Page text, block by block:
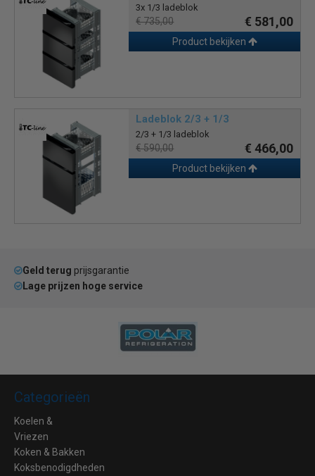
3x 1/3 ladeblok
€ 735,00 € 581,00
Product bekijken
Ladeblok 2/3 + 1/3
2/3 + 1/3 ladeblok
€ 590,00 € 466,00
Product bekijken
Geld terug prijsgarantie
Lage prijzen hoge service
Categorieën
Koelen &
Vriezen
Koken & Bakken
Koksbenodigdheden